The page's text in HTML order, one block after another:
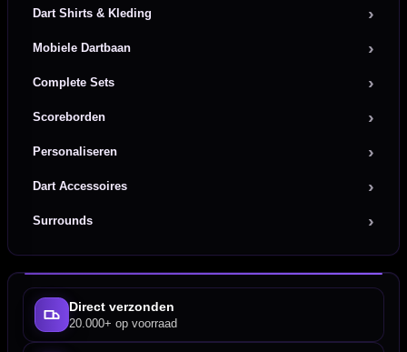
Dart Shirts & Kleding
Mobiele Dartbaan
Complete Sets
Scoreborden
Personaliseren
Dart Accessoires
Surrounds
Direct verzonden
20.000+ op voorraad